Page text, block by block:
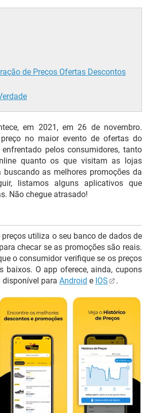
de Preços Ofertas Descontos
em 2021, em 26 de novembro.
no maior evento de ofertas do
pelos consumidores, tanto
quanto os que visitam as lojas
as melhores promoções da
listamos alguns aplicativos que
Não chegue atrasado!
utiliza o seu banco de dados de
checar se as promoções são reais.
o consumidor verifique se os preços
baixos. O app oferece, ainda, cupons
disponível para Android e IOS .